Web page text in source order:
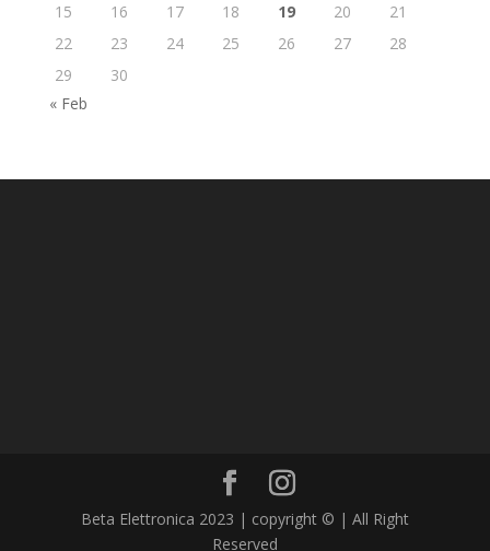
15
16 17 18 19 20
21
22
23 24 25 26 27
28
29
30
« Feb
Beta Elettronica 2023 | copyright © | All Right
Reserved